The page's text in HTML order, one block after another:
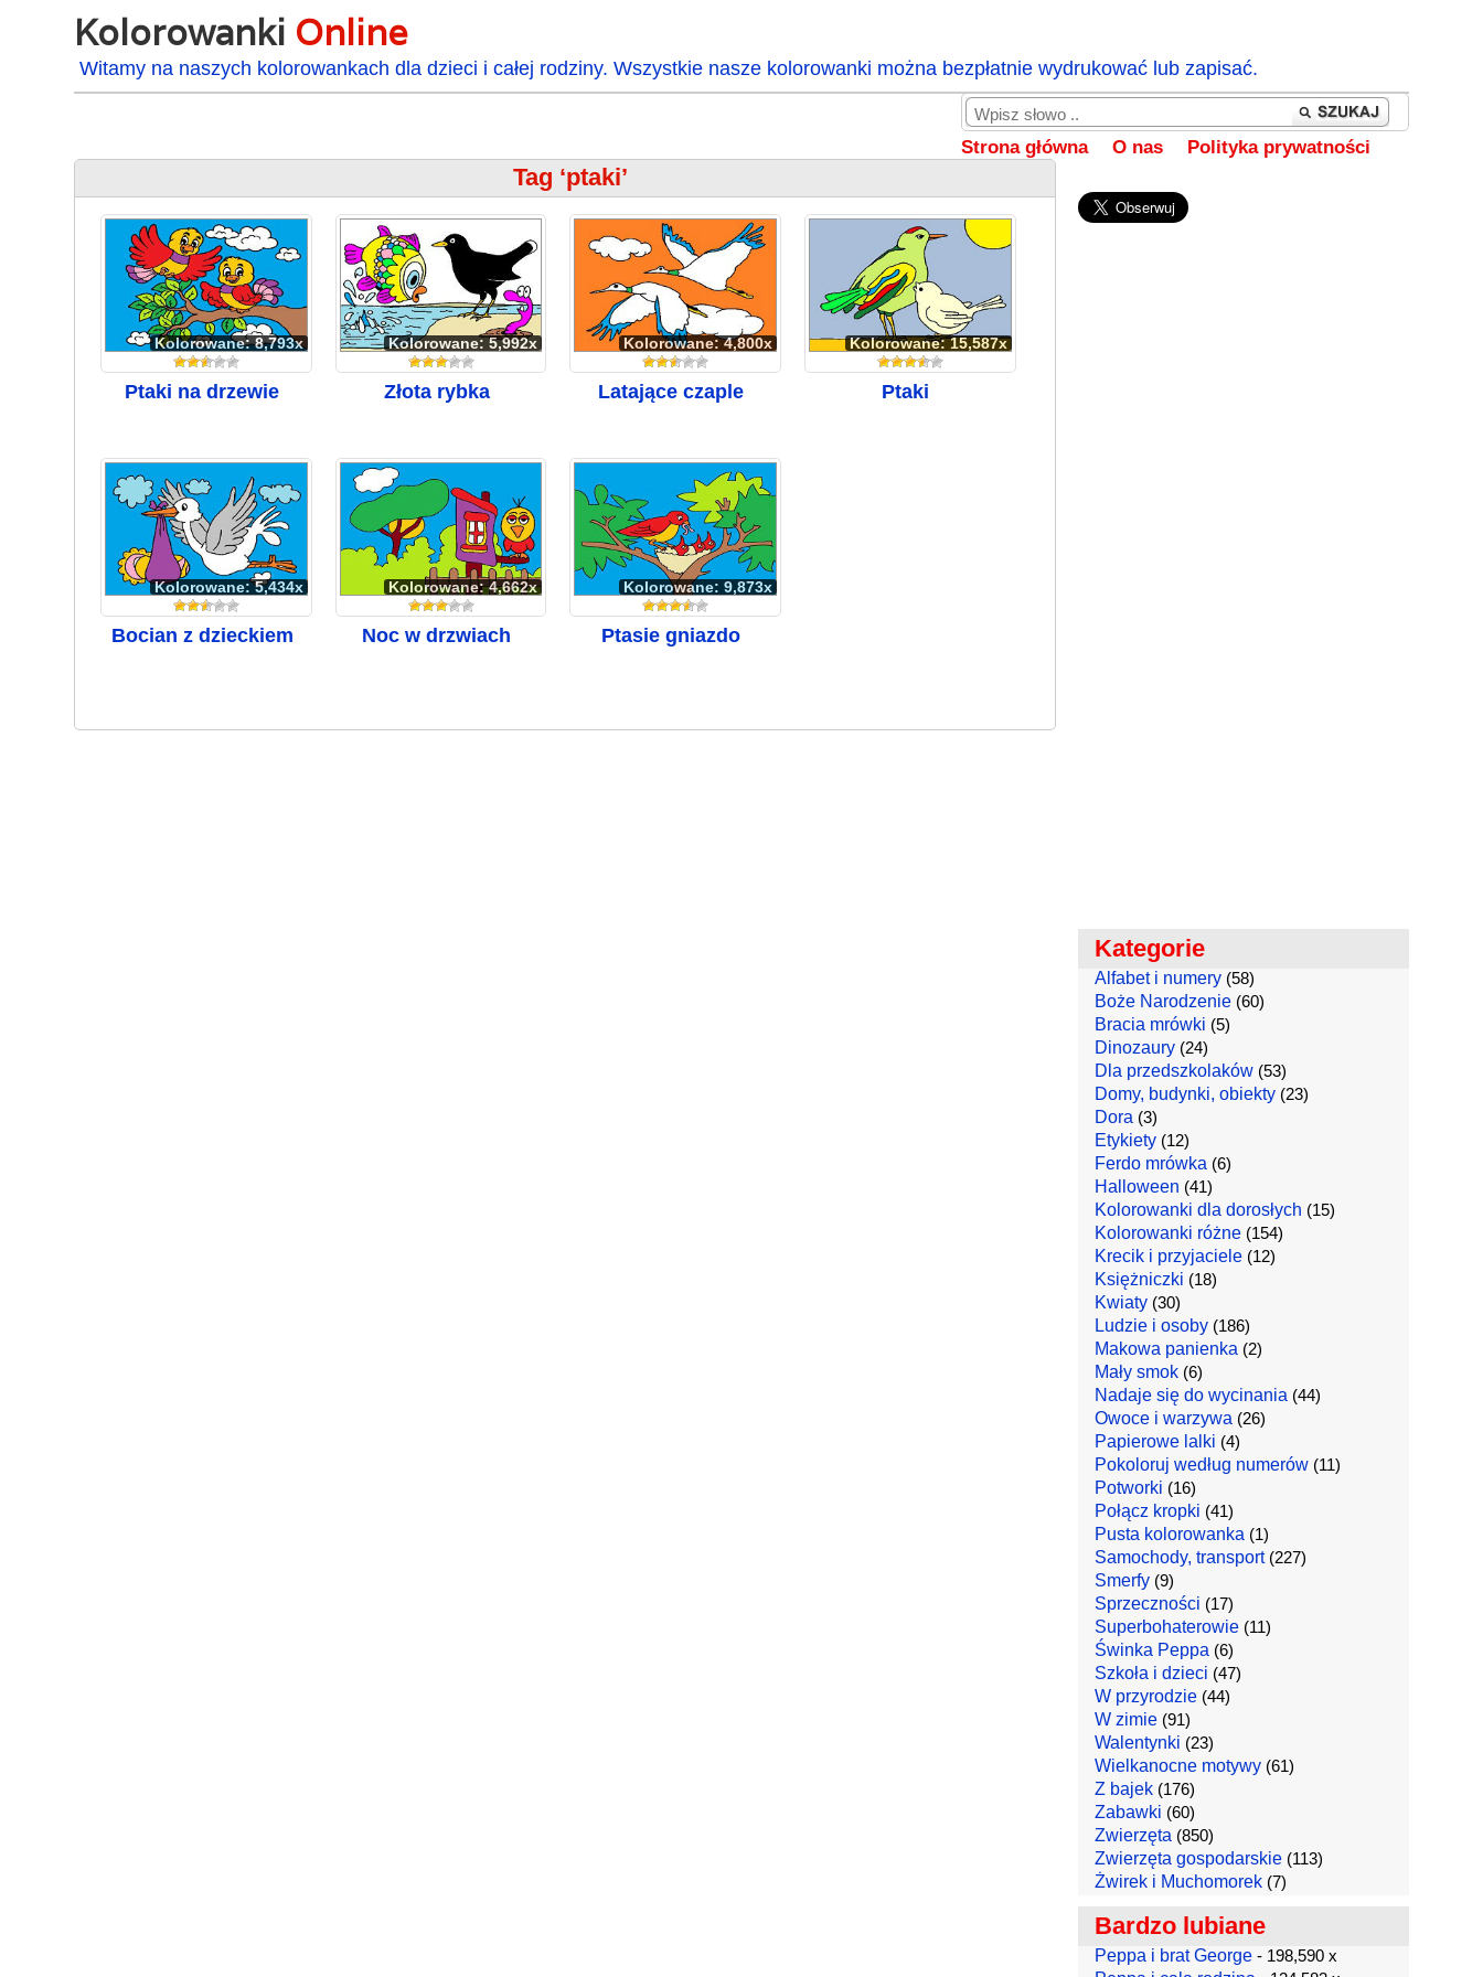
Kolorowanki Online
Witamy na naszych kolorowankach dla dzieci i całej rodziny. Wszystkie nasze kolorowanki można bezpłatnie wydrukować lub zapisać.
Strona główna O nas Polityka prywatności
Tag ‘ptaki’
Kolorowane: 8,793x
Ptaki na drzewie
Kolorowane: 5,992x
Złota rybka
Kolorowane: 4,800x
Latające czaple
Kolorowane: 15,587x
Ptaki
Kolorowane: 5,434x
Bocian z dzieckiem
Kolorowane: 4,662x
Noc w drzwiach
Kolorowane: 9,873x
Ptasie gniazdo
Kategorie
Alfabet i numery(58)
Boże Narodzenie(60)
Bracia mrówki (5)
Dinozaury(24)
Dla przedszkolaków(53)
Domy, budynki, obiekty(23)
Dora (3)
Etykiety(12)
Ferdo mrówka (6)
Halloween (41)
Kolorowanki dla dorosłych (15)
Kolorowanki różne(154)
Krecik i przyjaciele(12)
Księżniczki (18)
Kwiaty(30)
Ludzie i osoby(186)
Makowa panienka (2)
Mały smok(6)
Nadaje się do wycinania (44)
Owoce i warzywa (26)
Papierowe lalki (4)
Pokoloruj według numerów(11)
Potworki (16)
Połącz kropki (41)
Pusta kolorowanka (1)
Samochody, transport(227)
Smerfy(9)
Sprzeczności (17)
Superbohaterowie(11)
Świnka Peppa (6)
Szkoła i dzieci (47)
W przyrodzie(44)
W zimie(91)
Walentynki (23)
Wielkanocne motywy(61)
Z bajek(176)
Zabawki (60)
Zwierzęta (850)
Zwierzęta gospodarskie(113)
Żwirek i Muchomorek(7)
Bardzo lubiane
Peppa i brat George- 198,590 x